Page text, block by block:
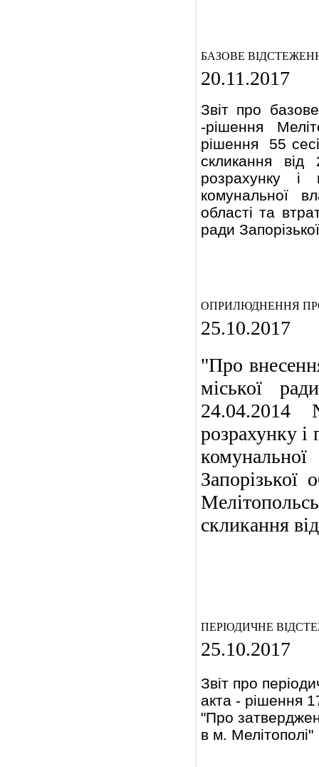
БАЗОВЕ
20.11.2017
Звіт про
-рішення
рішення 55
скликання
розрахунку і
комунальної
області та
ради
ОПРИЛЮДНЕННЯ
25.10.2017
"Про
міської
розрахунку
Запорізької
скликання
ПЕРІОДИЧНЕ
25.10.2017
Звіт про
акта - рішення
"Про
в м. Мелітополі"